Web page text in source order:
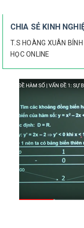
CHIA SẺ KINH
T.S HOÀNG XUÂN
HỌC ONLINE